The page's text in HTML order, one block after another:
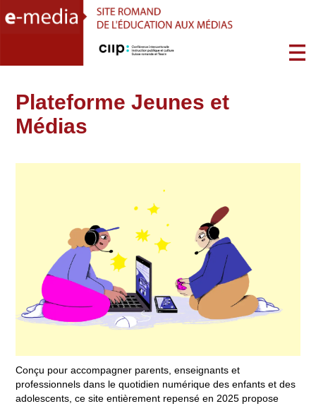
Plateforme Jeunes et
Médias
Conçu pour accompagner parents, enseignants et
professionnels dans le quotidien numérique des enfants et des
adolescents, ce site entièrement repensé en 2025 propose